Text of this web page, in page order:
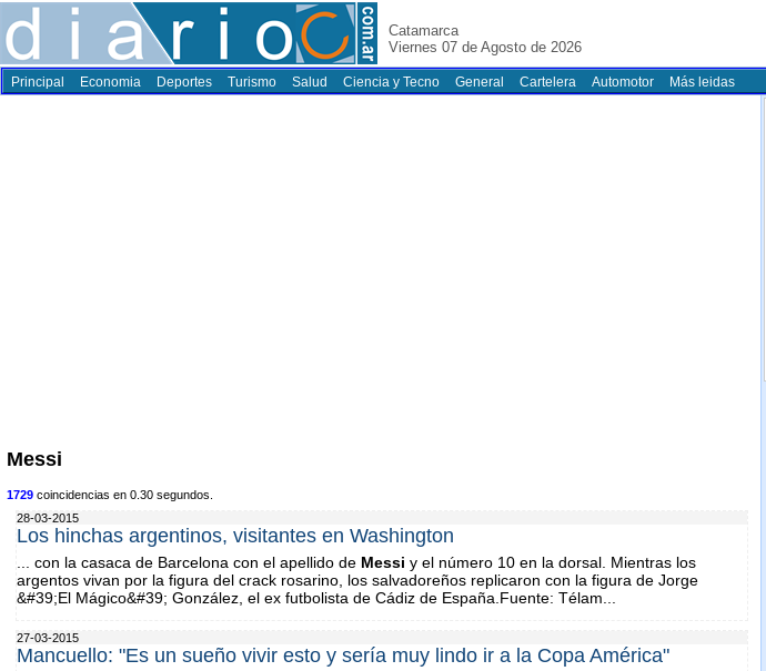
Catamarca
Viernes 07 de Agosto de 2026
Principal Economia Deportes Turismo Salud Ciencia y Tecno General Cartelera Automotor Más leidas
Messi
1729 coincidencias en 0.30 segundos.
28-03-2015
Los hinchas argentinos, visitantes en Washington
... con la casaca de Barcelona con el apellido de Messi y el número 10 en la dorsal. Mientras los
argentos vivan por la figura del crack rosarino, los salvadoreños replicaron con la figura de Jorge
&#39;El Mágico&#39; González, el ex futbolista de Cádiz de España.Fuente: Télam...
27-03-2015
Mancuello: "Es un sueño vivir esto y sería muy lindo ir a la Copa América"